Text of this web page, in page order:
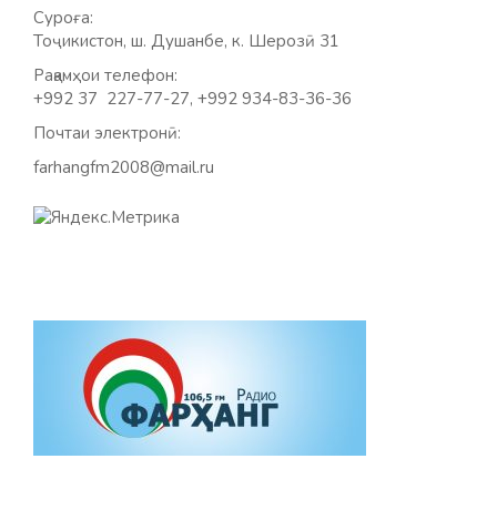
Суроға:
Тоҷикистон, ш. Душанбе, к. Шерозӣ 31
Рақамҳои телефон:
+992 37 227-77-27, +992 934-83-36-36
Почтаи электронӣ:
farhangfm2008@mail.ru